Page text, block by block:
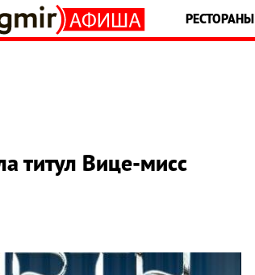
РЕСТОРАНЫ
титул Вице-мисс